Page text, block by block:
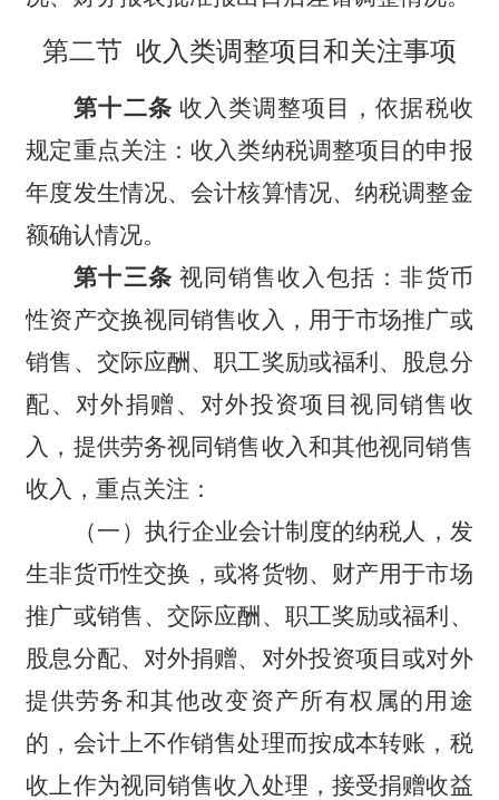
第二节 收入类调整项目和关注事项
第十二条 收入类调整项目，依据税收
规定重点关注：收入类纳税调整项目的申报
年度发生情况、会计核算情况、纳税调整金
额确认情况。
第十三条 视同销售收入包括：非货币
性资产交换视同销售收入，用于市场推广或
销售、交际应酬、职工奖励或福利、股息分
配、对外捐赠、对外投资项目视同销售收
入，提供劳务视同销售收入和其他视同销售
收入，重点关注：
（一）执行企业会计制度的纳税人，发
生非货币性交换，或将货物、财产用于市场
推广或销售、交际应酬、职工奖励或福利、
股息分配、对外捐赠、对外投资项目或对外
提供劳务和其他改变资产所有权属的用途
的，会计上不作销售处理而按成本转账，税
收上作为视同销售收入处理，接受捐赠收益